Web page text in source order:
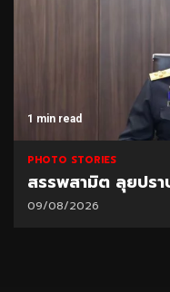
1 min read
PHOTO STORIES
สรรพสามิต ลุยปร
09/08/2026